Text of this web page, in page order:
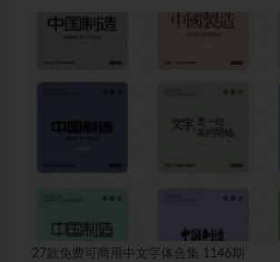
27款免费可商用中文字体合集 1146期